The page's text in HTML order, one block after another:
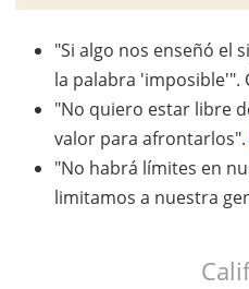
"Si algo nos enseñó el
la palabra 'imposible'".
"No quiero estar libre
valor para afrontarlos".
"No habrá límites en
limitamos a nuestra